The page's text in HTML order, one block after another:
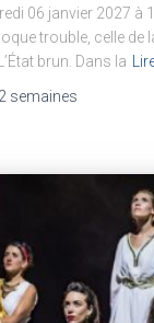
06 janvier 2027 à
trouble, celle de
brun. Dans la
2 semaines